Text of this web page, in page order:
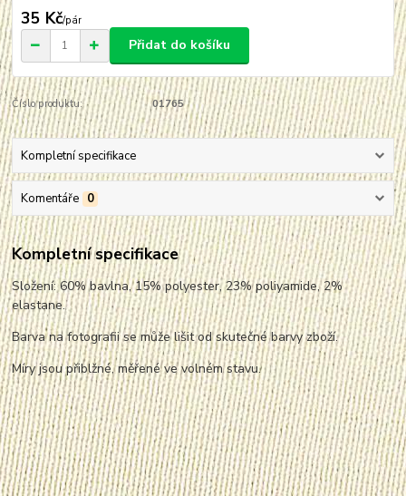
35 Kč/pár
Přidat do košíku
Číslo produktu: 01765
Kompletní specifikace
Komentáře 0
Kompletní specifikace
Složení: 60% bavlna, 15% polyester, 23% poliyamide, 2%
elastane.
Barva na fotografii se může lišit od skutečné barvy zboží.
Míry jsou přiblžné, měřené ve volném stavu.